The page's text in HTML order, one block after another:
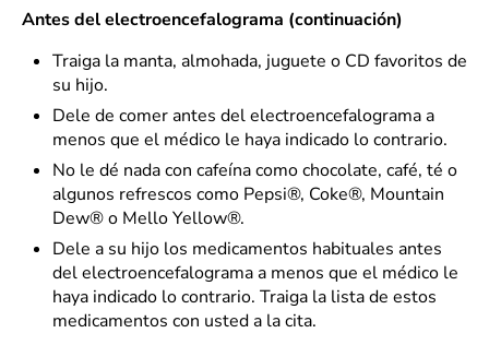
Antes del electroencefalograma (continuación)
Traiga la manta, almohada, juguete o CD favoritos de
su hijo.
Dele de comer antes del electroencefalograma a
menos que el médico le haya indicado lo contrario.
No le dé nada con cafeína como chocolate, café, té o
algunos refrescos como Pepsi®, Coke®, Mountain
Dew® o Mello Yellow®.
Dele a su hijo los medicamentos habituales antes
del electroencefalograma a menos que el médico le
haya indicado lo contrario. Traiga la lista de estos
medicamentos con usted a la cita.